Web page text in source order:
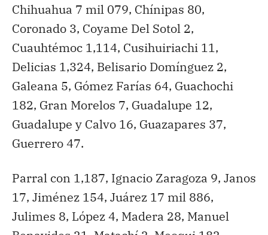
Chihuahua 7 mil 079, Chínipas 80,
Coronado 3, Coyame Del Sotol 2,
Cuauhtémoc 1,114, Cusihuiriachi 11,
Delicias 1,324, Belisario Domínguez 2,
Galeana 5, Gómez Farías 64, Guachochi
182, Gran Morelos 7, Guadalupe 12,
Guadalupe y Calvo 16, Guazapares 37,
Guerrero 47.
Parral con 1,187, Ignacio Zaragoza 9, Janos
17, Jiménez 154, Juárez 17 mil 886,
Julimes 8, López 4, Madera 28, Manuel